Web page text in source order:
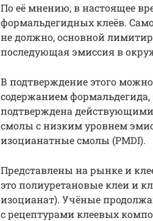
По её мнению, в настоящее
формальдегидных клеёв.
не должно, основной
последующая эмиссия в
В подтверждение этого
содержанием формальдегида,
подтверждена
смолы с низким уровнем
изоцианатные смолы (PMDI).
Представлены на рынке и
это полиуретановые клеи и
изоцианат). Учёные
с рецептурами клеевых